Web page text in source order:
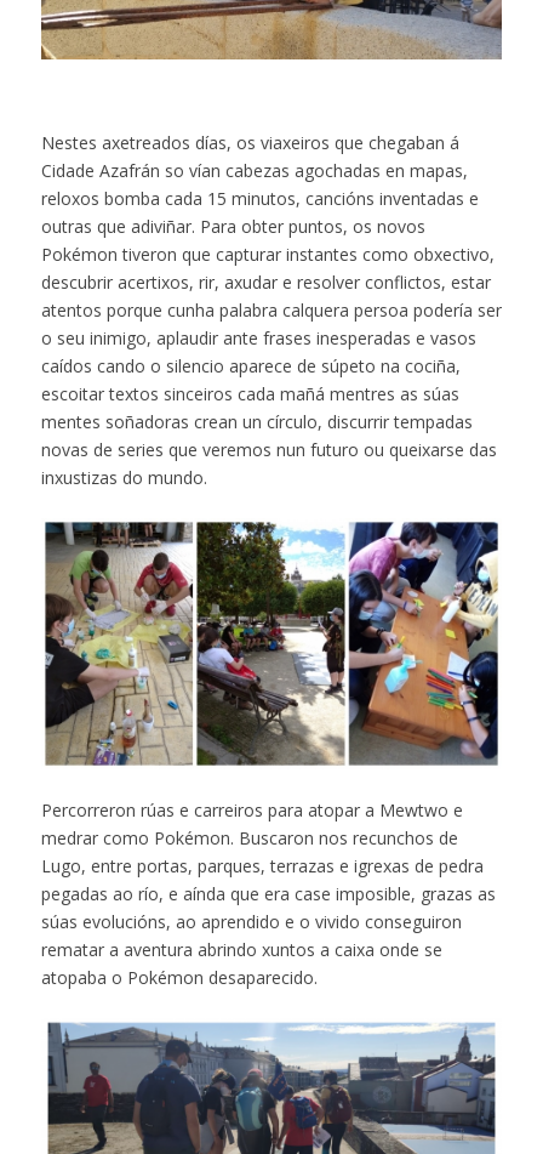
Nestes axetreados días, os viaxeiros que chegaban á
Cidade Azafrán so vían cabezas agochadas en mapas,
reloxos bomba cada 15 minutos, cancións inventadas e
outras que adiviñar. Para obter puntos, os novos
Pokémon tiveron que capturar instantes como obxectivo,
descubrir acertixos, rir, axudar e resolver conflictos, estar
atentos porque cunha palabra calquera persoa podería ser
o seu inimigo, aplaudir ante frases inesperadas e vasos
caídos cando o silencio aparece de súpeto na cociña,
escoitar textos sinceiros cada mañá mentres as súas
mentes soñadoras crean un círculo, discurrir tempadas
novas de series que veremos nun futuro ou queixarse das
inxustizas do mundo.
Percorreron rúas e carreiros para atopar a Mewtwo e
medrar como Pokémon. Buscaron nos recunchos de
Lugo, entre portas, parques, terrazas e igrexas de pedra
pegadas ao río, e aínda que era case imposible, grazas as
súas evolucións, ao aprendido e o vivido conseguiron
rematar a aventura abrindo xuntos a caixa onde se
atopaba o Pokémon desaparecido.